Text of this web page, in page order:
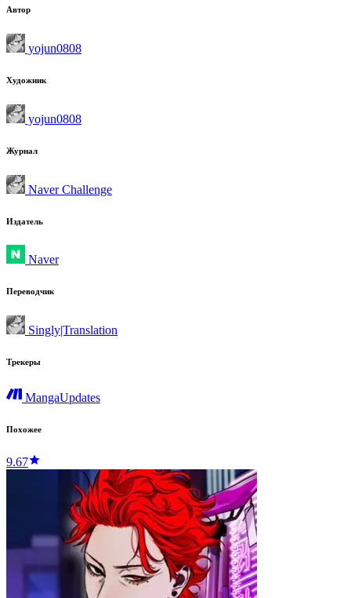
Автор
yojun0808
Художник
yojun0808
Журнал
Naver Challenge
Издатель
Naver
Переводчик
Singly|Translation
Трекеры
MangaUpdates
Похожее
9.67